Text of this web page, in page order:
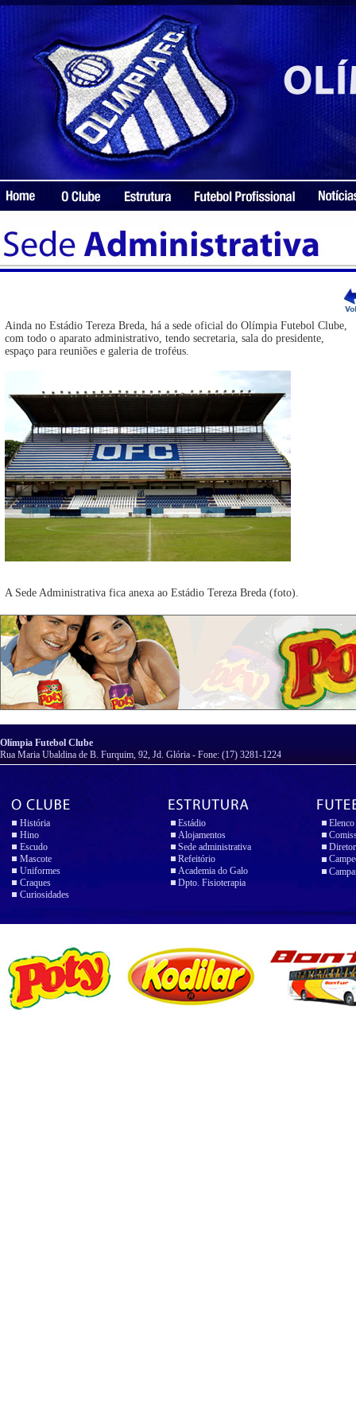
Ainda no Estádio Tereza Breda, há a sede oficial do Olímpia Futebol Clube,
com todo o aparato administrativo, tendo secretaria, sala do presidente,
espaço para reuniões e galeria de troféus.
A Sede Administrativa fica anexa ao Estádio Tereza Breda (foto).
Olímpia Futebol Clube
Rua Maria Ubaldina de B. Furquim, 92, Jd. Glória - Fone: (17) 3281-1224
História
Hino
Escudo
Mascote
Uniformes
Craques
Curiosidades
Estádio
Alojamentos
Sede administrativa
Refeitório
Academia do Galo
Dpto. Fisioterapia
Elenco